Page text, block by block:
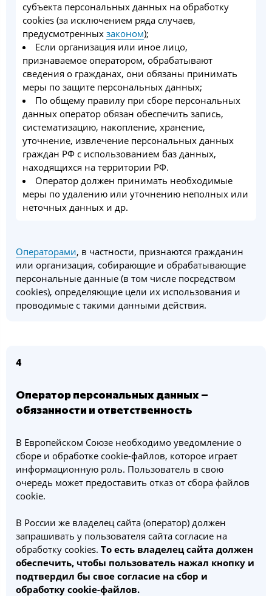
субъекта персональных данных на обработку
cookies (за исключением ряда случаев,
предусмотренных законом);
Если организация или иное лицо,
признаваемое оператором, обрабатывают
сведения о гражданах, они обязаны принимать
меры по защите персональных данных;
По общему правилу при сборе персональных
данных оператор обязан обеспечить запись,
систематизацию, накопление, хранение,
уточнение, извлечение персональных данных
граждан РФ с использованием баз данных,
находящихся на территории РФ.
Оператор должен принимать необходимые
меры по удалению или уточнению неполных или
неточных данных и др.
Операторами, в частности, признаются гражданин
или организация, собирающие и обрабатывающие
персональные данные (в том числе посредством
cookies), определяющие цели их использования и
проводимые с такими данными действия.
4
Оператор персональных данных –
обязанности и ответственность
В Европейском Союзе необходимо уведомление о
сборе и обработке cookie-файлов, которое играет
информационную роль. Пользователь в свою
очередь может предоставить отказ от сбора файлов
cookie.
В России же владелец сайта (оператор) должен
запрашивать у пользователя сайта согласие на
обработку cookies. То есть владелец сайта должен
обеспечить, чтобы пользователь нажал кнопку и
подтвердил бы свое согласие на сбор и
обработку cookie-файлов.